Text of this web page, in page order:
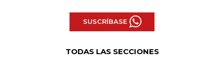
SUSCRÍBASE
TODAS LAS SECCIONES